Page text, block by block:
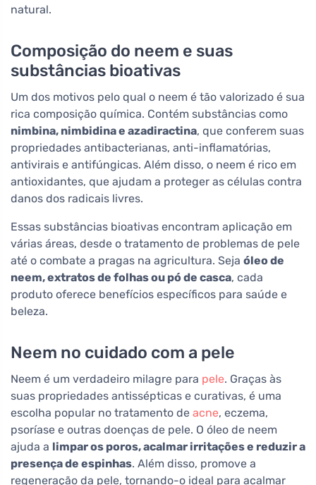
natural.
Composição do neem e suas
substâncias bioativas
Um dos motivos pelo qual o neem é tão valorizado é sua
rica composição química. Contém substâncias como
nimbina, nimbidina e azadiractina, que conferem suas
propriedades antibacterianas, anti-inflamatórias,
antivirais e antifúngicas. Além disso, o neem é rico em
antioxidantes, que ajudam a proteger as células contra
danos dos radicais livres.
Essas substâncias bioativas encontram aplicação em
várias áreas, desde o tratamento de problemas de pele
até o combate a pragas na agricultura. Seja óleo de
neem, extratos de folhas ou pó de casca, cada
produto oferece benefícios específicos para saúde e
beleza.
Neem no cuidado com a pele
Neem é um verdadeiro milagre para pele. Graças às
suas propriedades antissépticas e curativas, é uma
escolha popular no tratamento de acne, eczema,
psoríase e outras doenças de pele. O óleo de neem
ajuda a limpar os poros, acalmar irritações e reduzir a
presença de espinhas. Além disso, promove a
regeneração da pele, tornando-o ideal para acalmar